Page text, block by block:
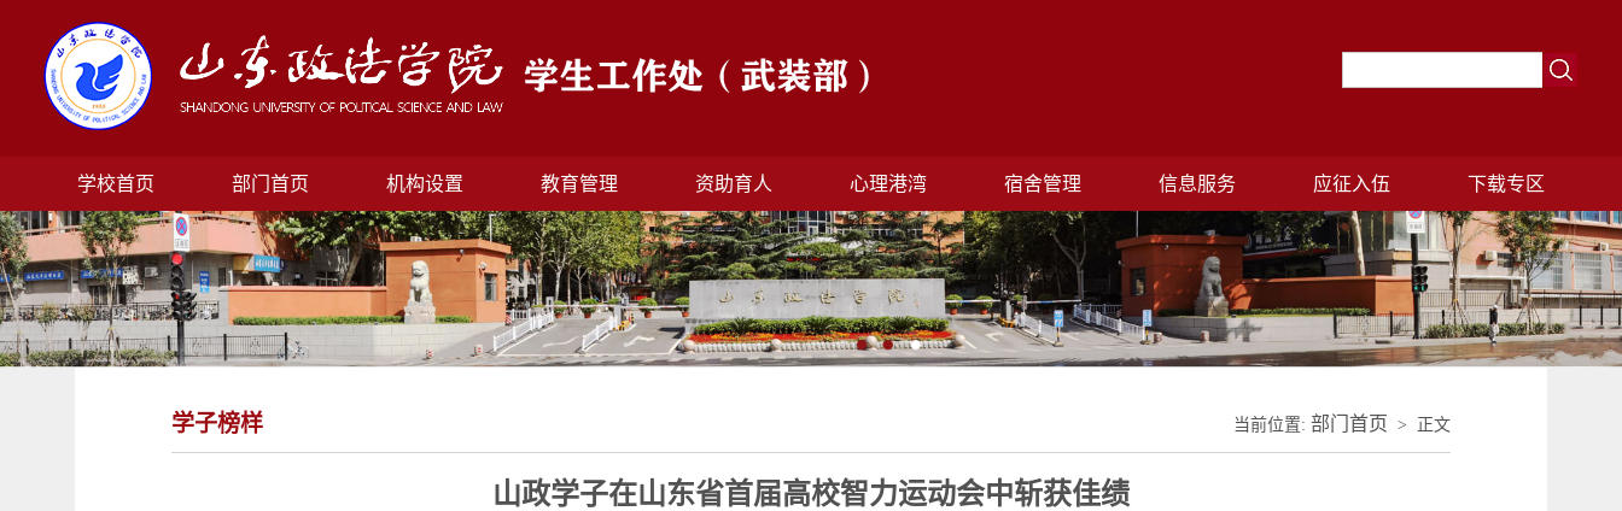
学校首页 部门首页 机构设置 教育管理 资助育人 心理港湾 宿舍管理 信息服务 应征入伍 下载专区
学子榜样 当前位置: 部门首页 > 正文
山政学子在山东省首届高校智力运动会中斩获佳绩